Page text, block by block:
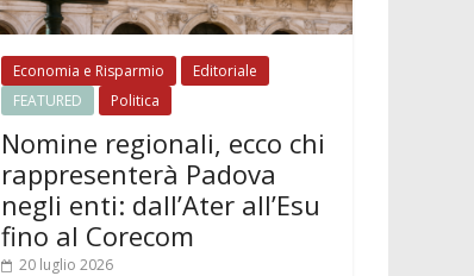
Economia e Risparmio
Editoriale
FEATURED
Politica
Nomine regionali, ecco chi
rappresenterà Padova
negli enti: dall’Ater all’Esu
fino al Corecom
20 luglio 2026